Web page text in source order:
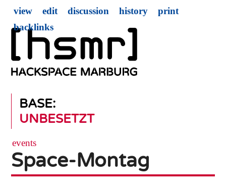
BASE:
UNBESETZT
view edit discussion history
print
backlinks
events
Space-Montag